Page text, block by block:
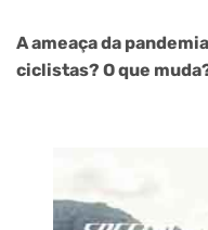
A ameaça da
ciclistas? O que